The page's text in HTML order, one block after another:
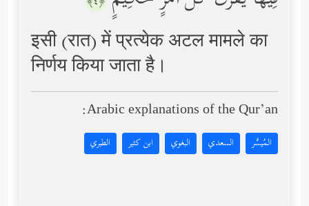
इसी (रात) में प्रत्येक अटल मामले का
निर्णय किया जाता है।
Arabic explanations of the Qur’an:
المُيسَّر السعدي البغوي ابن كثير الطبري